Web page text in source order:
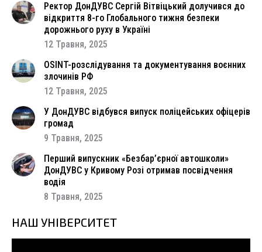
Ректор ДонДУВС Сергій Вітвіцький долучився до
відкриття 8-го Глобального тижня безпеки
дорожнього руху в Україні
12 Травня, 2025
OSINT-розслідування та документування воєнних
злочинів РФ
12 Травня, 2025
У ДонДУВС відбувся випуск поліцейських офіцерів
громад
9 Травня, 2025
Перший випускник «Безбар’єрної автошколи»
ДонДУВС у Кривому Розі отримав посвідчення
водія
8 Травня, 2025
НАШ УНІВЕРСИТЕТ